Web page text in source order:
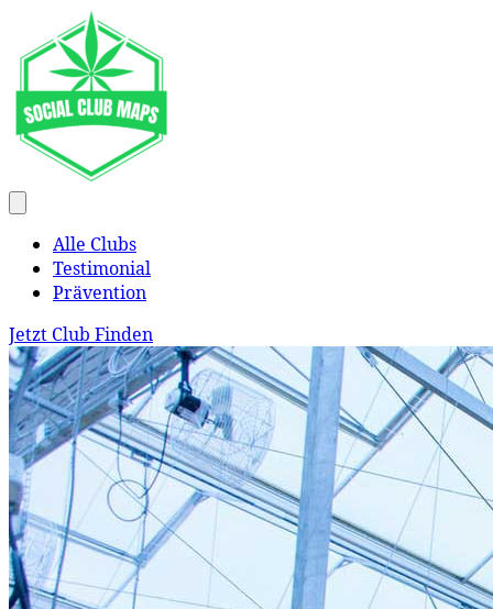
Alle Clubs
Testimonial
Prävention
Jetzt Club Finden